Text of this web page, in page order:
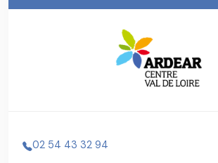
02 54 43 32 94